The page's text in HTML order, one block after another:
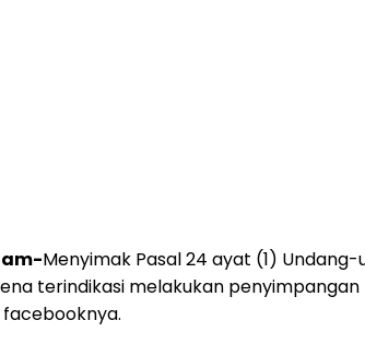
Menyimak Pasal 24 ayat (1)
terindikasi melakukan